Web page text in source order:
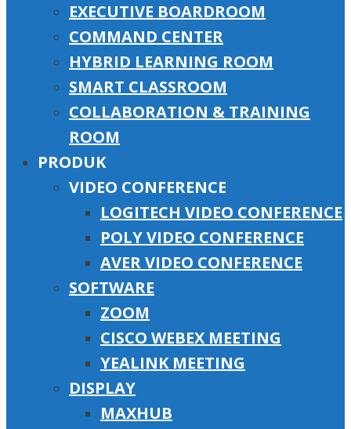
EXECUTIVE BOARDROOM
COMMAND CENTER
HYBRID LEARNING ROOM
SMART CLASSROOM
COLLABORATION & TRAINING
ROOM
PRODUK
VIDEO CONFERENCE
LOGITECH VIDEO CONFERENCE
POLY VIDEO CONFERENCE
AVER VIDEO CONFERENCE
SOFTWARE
ZOOM
CISCO WEBEX MEETING
YEALINK MEETING
DISPLAY
MAXHUB